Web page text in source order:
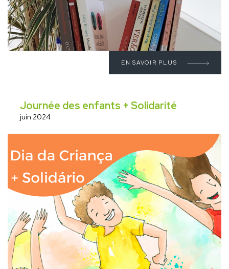
EN SAVOIR PLUS
Journée des enfants + Solidarité
juin 2024